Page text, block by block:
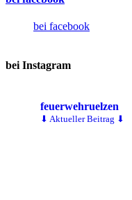
bei facebook
bei Instagram
feuerwehruelzen
⬇ Aktueller Beitrag ⬇